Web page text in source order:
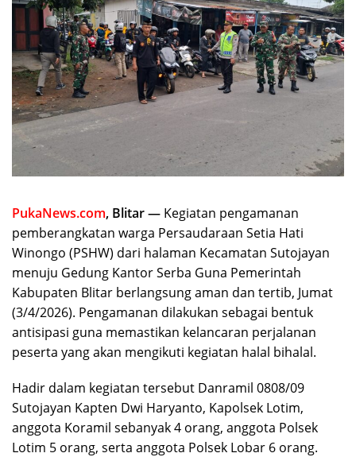
PukaNews.com, Blitar — Kegiatan pengamanan
pemberangkatan warga Persaudaraan Setia Hati
Winongo (PSHW) dari halaman Kecamatan Sutojayan
menuju Gedung Kantor Serba Guna Pemerintah
Kabupaten Blitar berlangsung aman dan tertib, Jumat
(3/4/2026). Pengamanan dilakukan sebagai bentuk
antisipasi guna memastikan kelancaran perjalanan
peserta yang akan mengikuti kegiatan halal bihalal.
Hadir dalam kegiatan tersebut Danramil 0808/09
Sutojayan Kapten Dwi Haryanto, Kapolsek Lotim,
anggota Koramil sebanyak 4 orang, anggota Polsek
Lotim 5 orang, serta anggota Polsek Lobar 6 orang.